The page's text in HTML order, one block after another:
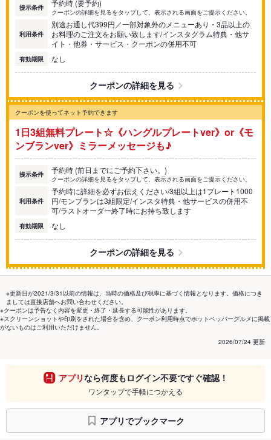
提示条件 予約時 (要予約)
クーポンの詳細を見るをタップして、表示される画面をご提示ください。
利用条件
別途お通し代399円／一部対象外のメニューあり・3品以上の
お料理のご注文をお願い致します/インスタグラム特典・他サ
イト・他券・サービス・クーポンの併用不可
有効期限 なし
クーポンの詳細を見る
クーポンを使ってネット予約できます
1日3組無料プレート☆《ハングルプレートver》or《モ
ンブランver》ミラーメッセージも♪
提示条件 予約時 (前日までにご予約下さい。)
クーポンの詳細を見るをタップして、表示される画面をご提示ください。
利用条件
予約時に詳細を必ずお伝えください/3組以上は1プレート1000
円/モンブランは3組限定/インスタ特典・他サービスの併用不
可/ラストオーダー終了時にお持ち致します
有効期限 なし
クーポンの詳細を見る
※更新日が2021/3/31以前の情報は、当時の価格及び税率に基づく情報となります。価格につき
ましては直接店舗へお問い合わせください。
※クーポンは予告なく内容を変更・終了・延長する可能性があります。
※スクリーンショットや印刷をされた場合を含め、クーポン利用時点でホットペッパーグルメに掲載
がないものはご利用いただけません。
2026/07/24 更新
アプリなら何度もログイン不要ですぐ確認！
ワンタップで手軽につかえる
アプリでブックマーク